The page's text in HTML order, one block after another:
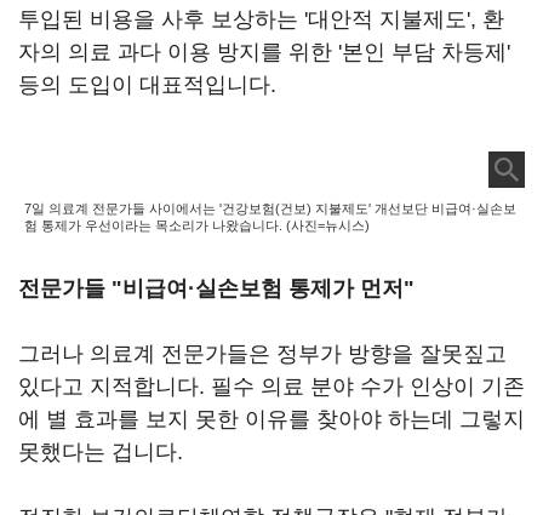
투입된 비용을 사후 보상하는 '대안적 지불제도', 환
자의 의료 과다 이용 방지를 위한 '본인 부담 차등제'
등의 도입이 대표적입니다.
7일 의료계 전문가들 사이에서는 '건강보험(건보) 지불제도' 개선보단 비급여·실손보
험 통제가 우선이라는 목소리가 나왔습니다. (사진=뉴시스)
전문가들 "비급여·실손보험 통제가 먼저"
그러나 의료계 전문가들은 정부가 방향을 잘못짚고
있다고 지적합니다. 필수 의료 분야 수가 인상이 기존
에 별 효과를 보지 못한 이유를 찾아야 하는데 그렇지
못했다는 겁니다.